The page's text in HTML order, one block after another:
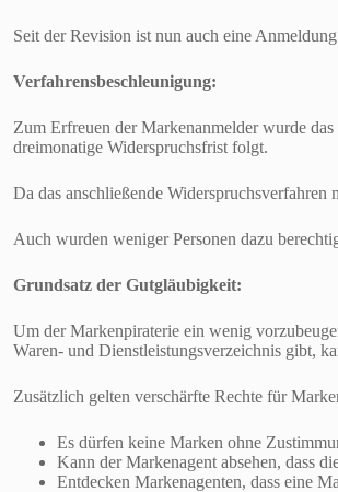
Seit der Revision ist nun auch eine
Verfahrensbeschleunigung:
Zum Erfreuen der Markenanmelder wurde
dreimonatige Widerspruchsfrist folgt.
Da das anschließende
Auch wurden weniger Personen dazu
Grundsatz der Gutgläubigkeit:
Um der Markenpiraterie ein wenig
Waren- und Dienstleistungsverzeichnis gibt,
Zusätzlich gelten verschärfte Rechte für
Es dürfen keine Marken ohne
Kann der Markenagent absehen, dass
Entdecken Markenagenten, dass eine